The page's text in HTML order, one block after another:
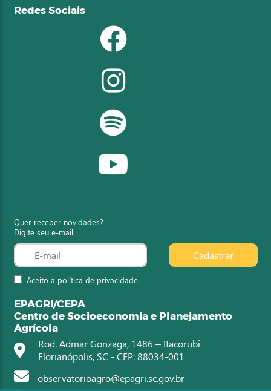
Redes Sociais
Quer receber novidades?
Digite seu e-mail
Aceito a política de privacidade
Cadastrar
EPAGRI/CEPA
Centro de Socioeconomia e Planejamento
Agrícola
Rod. Admar Gonzaga, 1486 – Itacorubi
Florianópolis, SC - CEP: 88034-001
observatorioagro@epagri.sc.gov.br